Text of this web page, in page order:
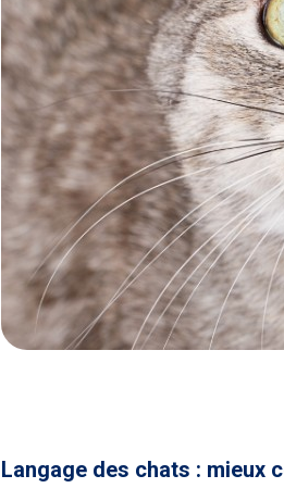
Langage des chats : mieux